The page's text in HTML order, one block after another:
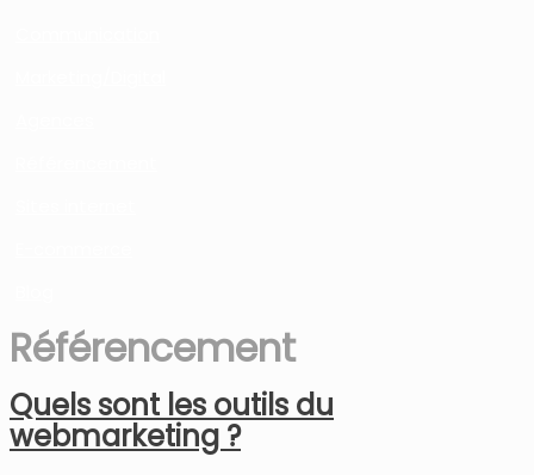
Référencement
Quels sont les outils du
webmarketing ?